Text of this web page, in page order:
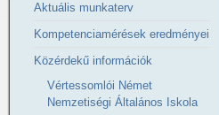
Aktuális munkaterv
Kompetenciamérések eredményei
Közérdekű információk
Vértessomlói Német
Nemzetiségi Általános Iskola